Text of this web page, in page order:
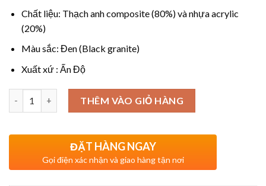
Chất liệu: Thạch anh composite (80%) và nhựa acrylic
(20%)
Màu sắc: Đen (Black granite)
Xuất xứ : Ấn Độ
THÊM VÀO GIỎ HÀNG
ĐẶT HÀNG NGAY
Gọi điện xác nhận và giao hàng tận nơi